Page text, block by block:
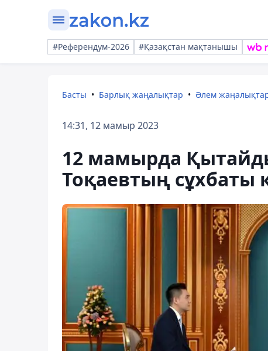
#Референдум-2026 #Қазақстан мақтанышы
Басты Барлық жаңалықтар Әлем
14:31, 12 мамыр 2023
12 мамырда
Тоқаевтың сұхбаты